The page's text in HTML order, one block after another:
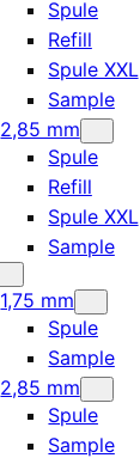
Spule
Refill
Spule XXL
Sample
2,85 mm
Spule
Refill
Spule XXL
Sample
1,75 mm
Spule
Sample
2,85 mm
Spule
Sample